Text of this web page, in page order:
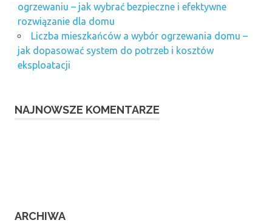
ogrzewaniu – jak wybrać bezpieczne i efektywne
rozwiązanie dla domu
Liczba mieszkańców a wybór ogrzewania domu –
jak dopasować system do potrzeb i kosztów
eksploatacji
NAJNOWSZE KOMENTARZE
ARCHIWA